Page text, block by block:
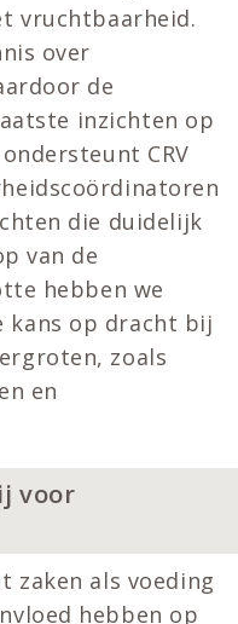
vruchtbaarheid.
over
de
inzichten op
CRV
die duidelijk
van de
hebben we
kans op dracht bij
zoals
en
voor
zaken als voeding
hebben op